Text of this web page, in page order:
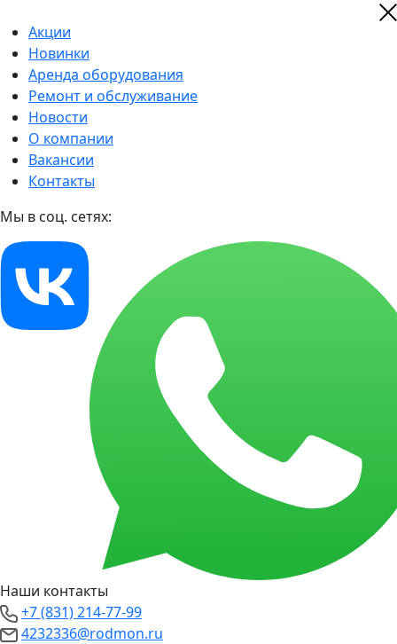
Акции
Новинки
Аренда оборудования
Ремонт и обслуживание
Новости
О компании
Вакансии
Контакты
Мы в соц. сетях:
Наши контакты
+7 (831) 214-77-99
4232336@rodmon.ru